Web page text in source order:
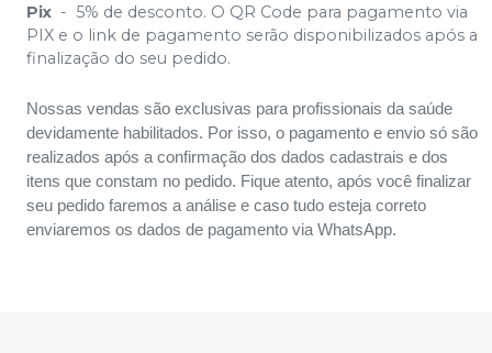
Pix - 5% de desconto. O QR Code para pagamento via
PIX e o link de pagamento serão disponibilizados após a
finalização do seu pedido.
Nossas vendas são exclusivas para profissionais da saúde
devidamente habilitados. Por isso, o pagamento e envio só são
realizados após a confirmação dos dados cadastrais e dos
itens que constam no pedido. Fique atento, após você finalizar
seu pedido faremos a análise e caso tudo esteja correto
enviaremos os dados de pagamento via WhatsApp.